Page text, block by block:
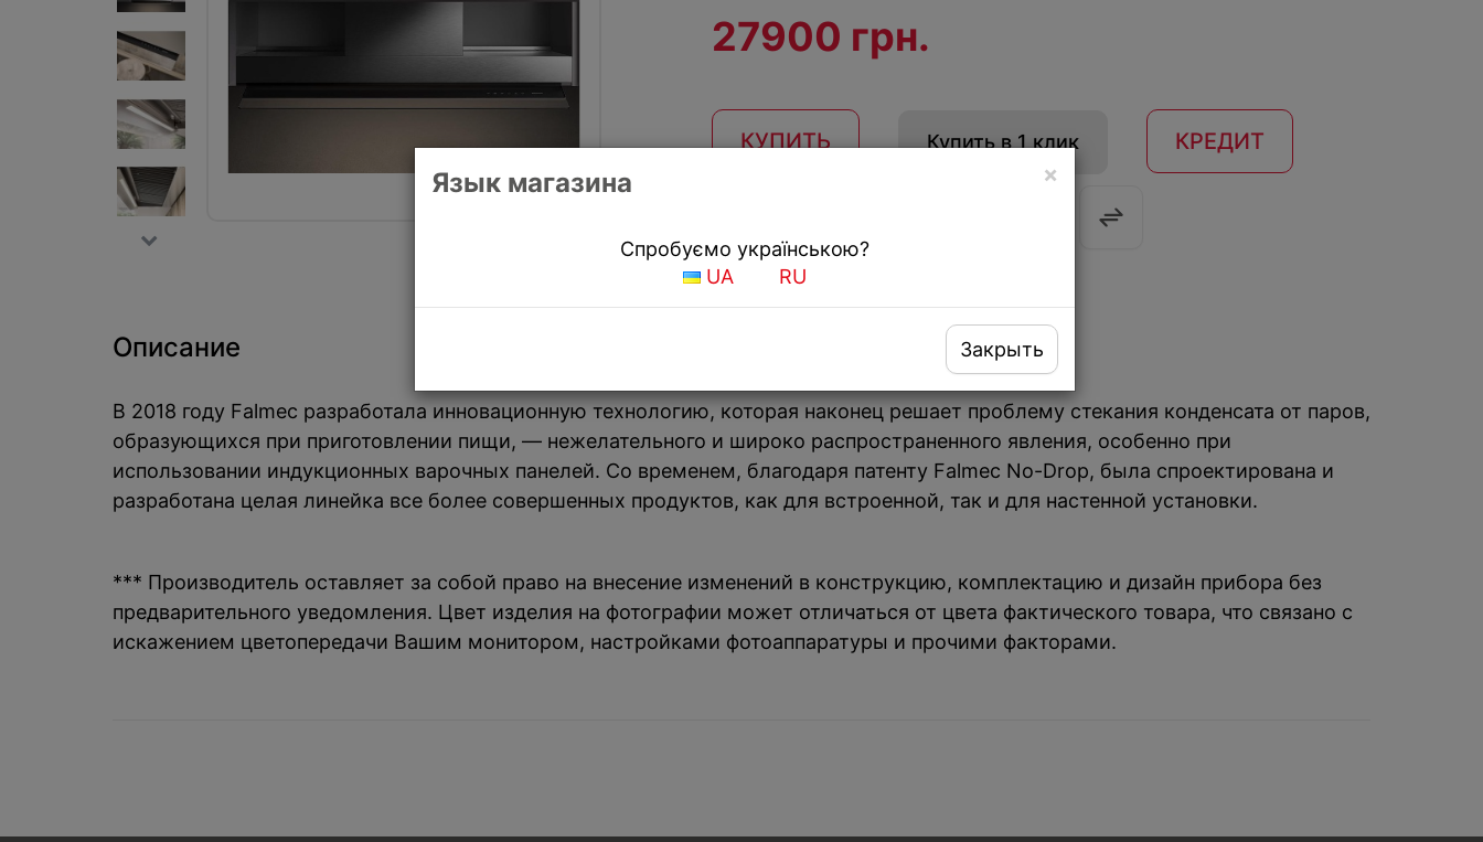
×
Язык магазина
Спробуємо українською?
UA
RU
Закрыть
27900 грн.
КУПИТЬ Купить в 1 клик КРЕДИТ
Описание
В 2018 году Falmec разработала инновационную технологию, которая наконец решает проблему стекания конденсата от паров,
образующихся при приготовлении пищи, — нежелательного и широко распространенного явления, особенно при
использовании индукционных варочных панелей. Со временем, благодаря патенту Falmec No-Drop, была спроектирована и
разработана целая линейка все более совершенных продуктов, как для встроенной, так и для настенной установки.
*** Производитель оставляет за собой право на внесение изменений в конструкцию, комплектацию и дизайн прибора без
предварительного уведомления. Цвет изделия на фотографии может отличаться от цвета фактического товара, что связано с
искажением цветопередачи Вашим монитором, настройками фотоаппаратуры и прочими факторами.